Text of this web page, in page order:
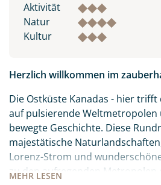
Aktivität
Natur
Kultur
MEHR LESEN
Herzlich willkommen im
Die Ostküste Kanadas - hier
auf pulsierende Weltmetropolen
bewegte Geschichte. Diese
majestätische
Lorenz-Strom und
zu den aufregenden Metropolen